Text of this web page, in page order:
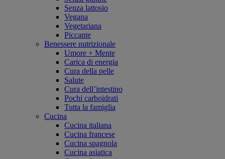
Senza lattosio
Vegana
Vegetariana
Piccante
Benessere nutrizionale
Umore + Mente
Carica di energia
Cura della pelle
Salute
Cura dell’intestino
Pochi carboidrati
Tutta la famiglia
Cucina
Cucina italiana
Cucina francese
Cucina spagnola
Cucina asiatica